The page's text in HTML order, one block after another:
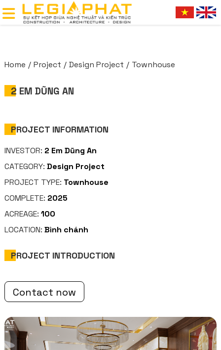
Home Project Design Project Townhouse
2 EM DŨNG AN
PROJECT INFORMATION
INVESTOR: 2 Em Dũng An
CATEGORY: Design Project
PROJECT TYPE: Townhouse
COMPLETE: 2025
ACREAGE: 100
LOCATION: Bình chánh
PROJECT INTRODUCTION
Contact now